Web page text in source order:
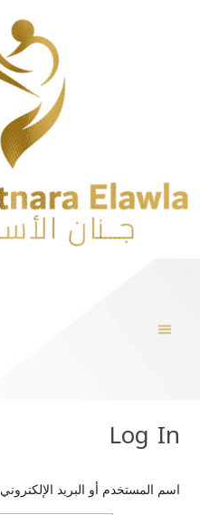
Log In
اسم المستخدم أو البريد الإلكتروني